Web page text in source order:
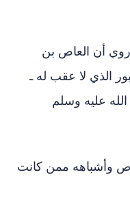
أن العاص بن
الذي لا عقب له ـ
عليه وسلم
وأشباهه ممن كانت